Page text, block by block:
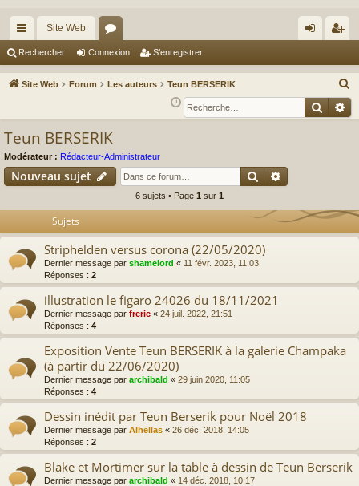
cc
ès
Site Web
or
u ne
xi
nr
eg
Rechercher Connexion S’enregistrer
Site Web Forum Les auteurs Teun BERSERIK
e
c
Teun BERSERIK
Modérateur : Rédacteur-Administrateur
Nouveau sujet Rechercher
6 sujets • Page 1 sur 1
Sujets
Striphelden versus corona (22/05/2020)
Dernier message par shamelord « 11 févr. 2023, 11:03
Réponses : 2
illustration le figaro 24026 du 18/11/2021
Dernier message par freric « 24 juil. 2022, 21:51
Réponses : 4
Exposition Vente Teun BERSERIK à la galerie Champaka
(à partir du 22/06/2020)
Dernier message par archibald « 29 juin 2020, 11:05
Réponses : 4
Dessin inédit par Teun Berserik pour Noël 2018
Dernier message par Alhellas « 26 déc. 2018, 14:05
Réponses : 2
Blake et Mortimer sur la table à dessin de Teun Berserik
Dernier message par archibald « 14 déc. 2018, 10:17